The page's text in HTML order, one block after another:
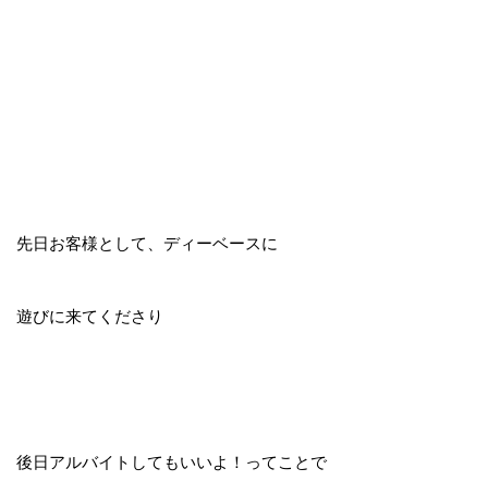
先日お客様として、ディーベースに
遊びに来てくださり
後日アルバイトしてもいいよ！ってことで